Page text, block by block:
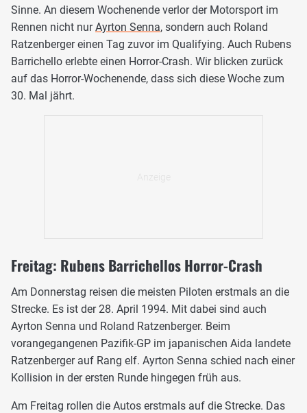
Sinne. An diesem Wochenende verlor der Motorsport im
Rennen nicht nurAyrton Senna, sondern auch Roland
Ratzenberger einen Tag zuvor im Qualifying. Auch Rubens
Barrichello erlebte einen Horror-Crash. Wir blicken zurück
auf das Horror-Wochenende, dass sich diese Woche zum
30. Mal jährt.
Freitag: Rubens Barrichellos Horror-Crash
Am Donnerstag reisen die meisten Piloten erstmals an die
Strecke. Es ist der 28. April 1994. Mit dabei sind auch
Ayrton Senna und Roland Ratzenberger. Beim
vorangegangenen Pazifik-GP im japanischen Aida landete
Ratzenberger auf Rang elf. Ayrton Senna schied nach einer
Kollision in der ersten Runde hingegen früh aus.
Am Freitag rollen die Autos erstmals auf die Strecke. Das